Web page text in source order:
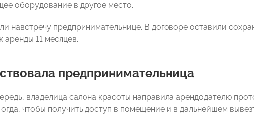
оборудование в другое место.
навстречу предпринимательнице. В договоре оставили
аренды 11 месяцев.
предпринимательница
владелица салона красоты направила арендодателю
чтобы получить доступ в помещение и в дальнейшем